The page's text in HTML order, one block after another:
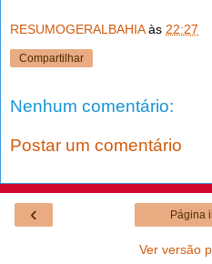
RESUMOGERALBAHIA às 22:27
Compartilhar
Nenhum comentário:
Postar um comentário
‹ Página
Ver versão